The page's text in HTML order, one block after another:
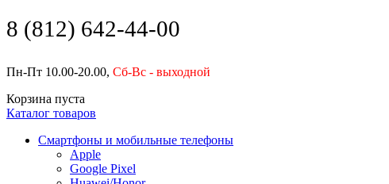
8 (812) 642-44-00
Пн-Пт 10.00-20.00, Сб-Вс - выходной
Корзина пуста
Каталог товаров
Смартфоны и мобильные телефоны
Apple
Google Pixel